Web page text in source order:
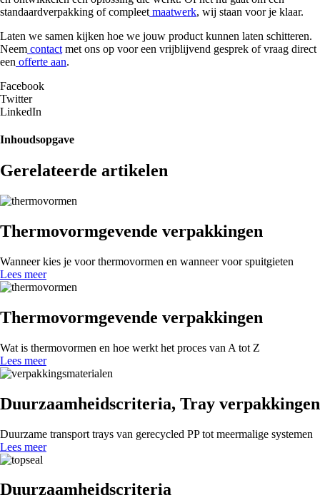
standaardverpakking of compleet maatwerk, wij staan voor je klaar.
Laten we samen kijken hoe we jouw product kunnen laten schitteren.
Neem contact met ons op voor een vrijblijvend gesprek of vraag direct
een offerte aan.
Facebook
Twitter
LinkedIn
Inhoudsopgave
Gerelateerde artikelen
Thermovormgevende verpakkingen
Wanneer kies je voor thermovormen en wanneer voor spuitgieten
Lees meer
Thermovormgevende verpakkingen
Wat is thermovormen en hoe werkt het proces van A tot Z
Lees meer
Duurzaamheidscriteria, Tray verpakkingen
Duurzame transport trays van gerecycled PP tot meermalige systemen
Lees meer
Duurzaamheidscriteria